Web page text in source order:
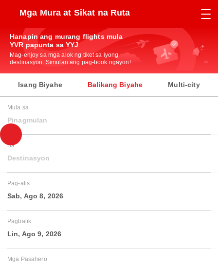
Mga Mura at Sikat na Ruta
Hanapin ang murang flights mula
YVR papunta sa YYJ
Mag-enjoy sa mga alok ng tiket sa iyong
destinasyon. Simulan ang pag-book ngayon!
Isang Biyahe Balikang Biyahe Multi-city
Mula sa
Pinagmulan
Sa
Destinasyon
Pag-alis
Sab, Ago 8, 2026
Pagbalik
Lin, Ago 9, 2026
Mga Pasahero